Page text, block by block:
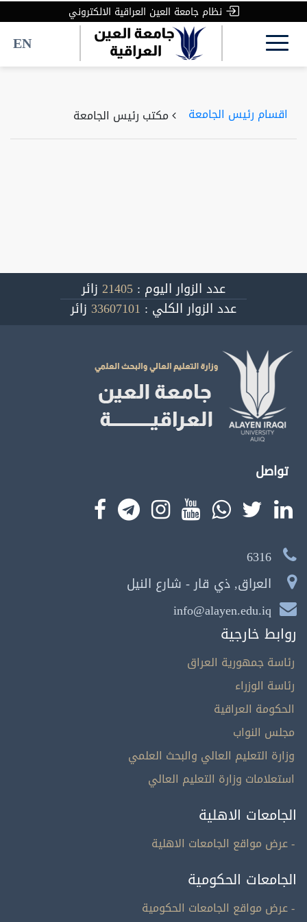
نظام جامعة العين العراقية الالكتروني
EN
اقسام رئيس الجامعة مكتب رئيس الجامعة
عدد الزوار اليوم : 21405 زائر
عدد الزوار الكلي : 33607101 زائر
تواصل
6316
العراق, ذي قار - شارع النيل
info@alayen.edu.iq
روابط خارجية
رئاسة جمهورية العراق
رئاسة الوزراء
الحكومة العراقية
مجلس النواب
وزارة التعليم العالي والبحث العلمي
استعلامات وزارة التعليم العالي
الجامعات الاهلية
- عرض مواقع الجامعات الاهلية
الجامعات الحكومية
- عرض مواقع الجامعات الحكومية